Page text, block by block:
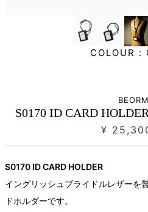
COLOUR :
S0170 ID CARD
¥
S0170 ID CARD HOLDER
イングリッシュブライドルレザーを
ドホルダーです。